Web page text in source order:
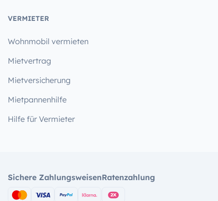
VERMIETER
Wohnmobil vermieten
Mietvertrag
Mietversicherung
Mietpannenhilfe
Hilfe für Vermieter
Sichere ZahlungsweisenRatenzahlung